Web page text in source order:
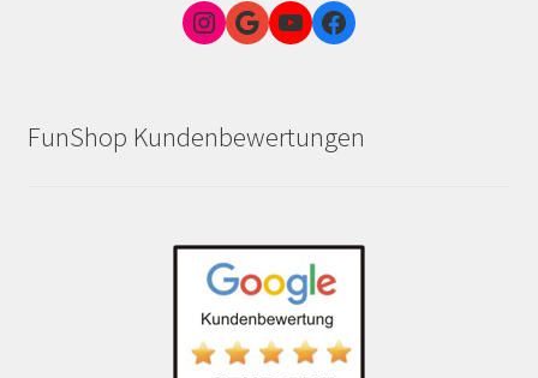
Instagram
Google Link zum FunShop WienYouTubeFacebook
FunShop Kundenbewertungen